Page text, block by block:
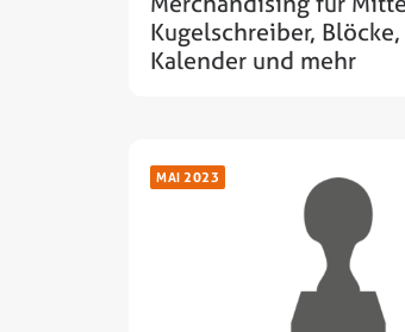
Kugelschreiber, Blöcke,
Kalender und mehr
MAI 2023